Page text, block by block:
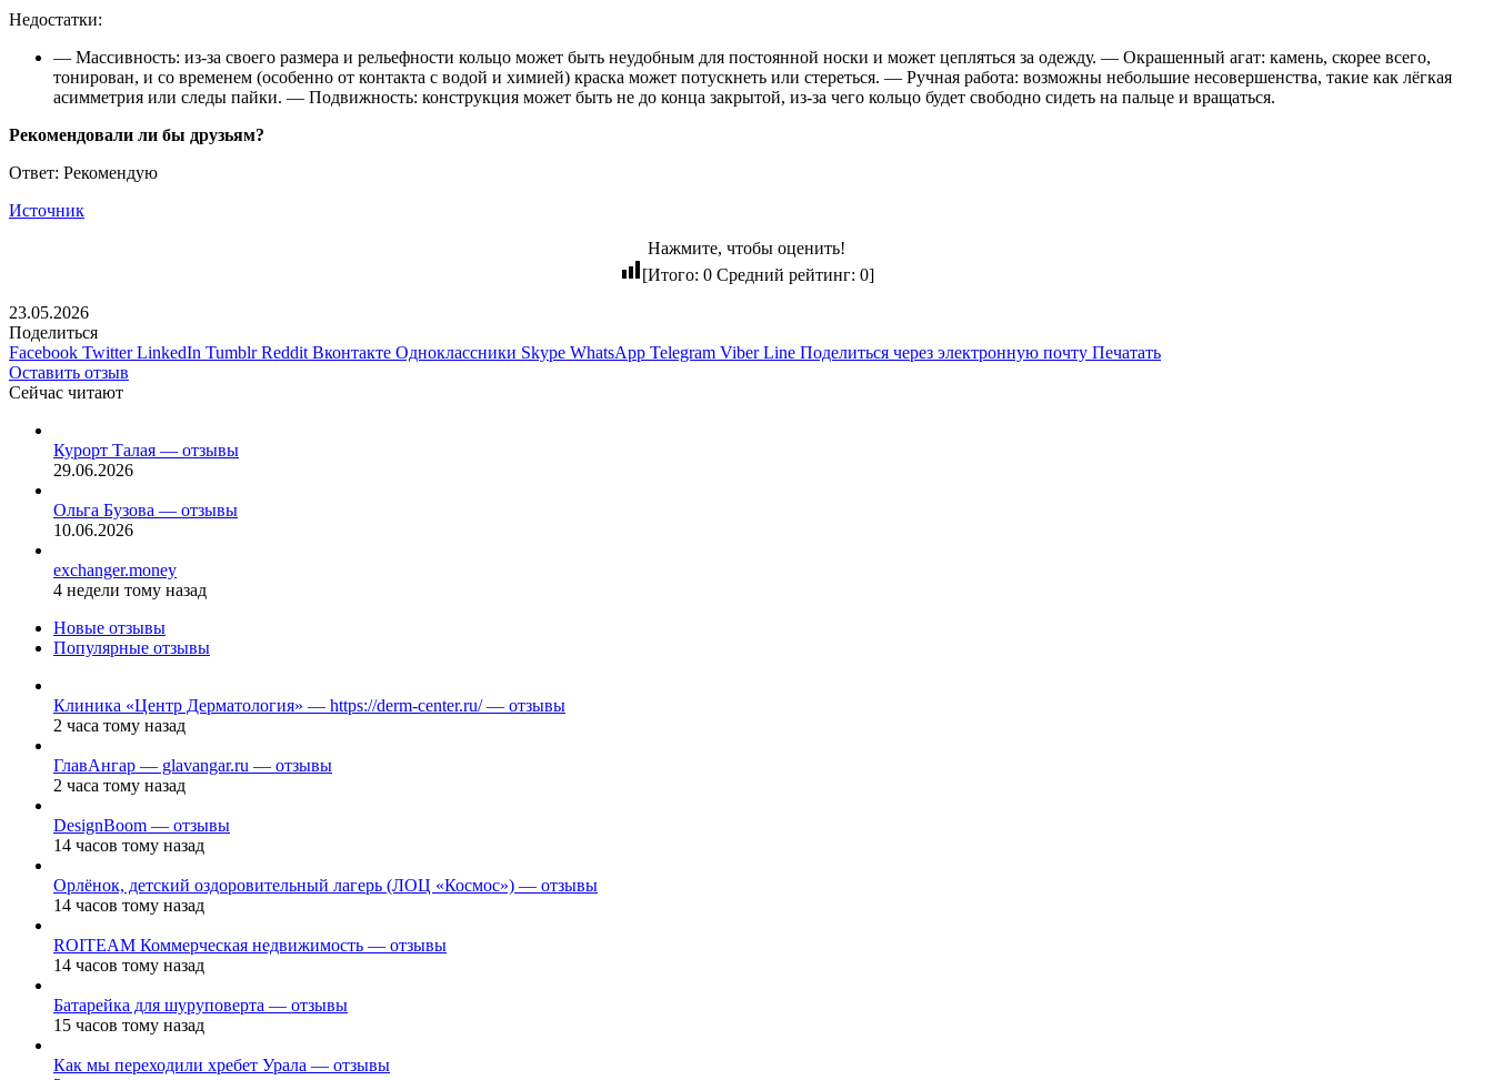
Недостатки:
— Массивность: из-за своего размера и рельефности кольцо может быть неудобным для постоянной носки и может цепляться за одежду. — Окрашенный агат: камень, скорее всего,
тонирован, и со временем (особенно от контакта с водой и химией) краска может потускнеть или стереться. — Ручная работа: возможны небольшие несовершенства, такие как лёгкая
асимметрия или следы пайки. — Подвижность: конструкция может быть не до конца закрытой, из-за чего кольцо будет свободно сидеть на пальце и вращаться.
Рекомендовали ли бы друзьям?
Ответ: Рекомендую
Источник
Нажмите, чтобы оценить!
[Итого: 0Средний рейтинг: 0]
23.05.2026
Поделиться
Facebook Twitter LinkedIn Tumblr Reddit Вконтакте Одноклассники Skype WhatsApp Telegram Viber Line Поделиться через электронную почту Печатать
Оставить отзыв
Сейчас читают
Курорт Талая — отзывы
29.06.2026
Ольга Бузова — отзывы
10.06.2026
exchanger.money
4 недели тому назад
Новые отзывы
Популярные отзывы
Клиника «Центр Дерматология» — https://derm-center.ru/ — отзывы
2 часа тому назад
ГлавАнгар — glavangar.ru — отзывы
2 часа тому назад
DesignBoom — отзывы
14 часов тому назад
Орлёнок, детский оздоровительный лагерь (ЛОЦ «Космос») — отзывы
14 часов тому назад
ROITEAM Коммерческая недвижимость — отзывы
14 часов тому назад
Батарейка для шуруповерта — отзывы
15 часов тому назад
Как мы переходили хребет Урала — отзывы